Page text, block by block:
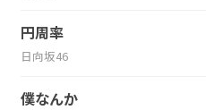
円周率
日向坂46
僕なんか